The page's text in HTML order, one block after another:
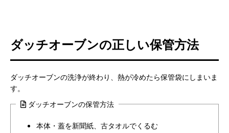
ダッチオーブンの正しい保管方法
ダッチオーブンの洗浄が終わり、熱が冷めたら保管袋にしまいま
す。
ダッチオーブンの保管方法
本体・蓋を新聞紙、古タオルでくるむ